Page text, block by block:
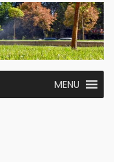
MENU